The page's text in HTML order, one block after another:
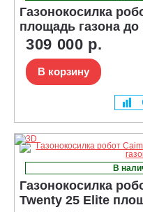
Газонокосилка
площадь газона до
309 000 р.
В корзину
В
Газонокосилка
Twenty 25 Elite